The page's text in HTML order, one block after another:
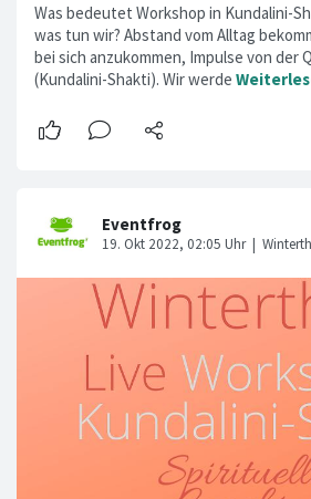
Was bedeutet Workshop in Kundalini-
was tun wir? Abstand vom Alltag
bei sich anzukommen, Impulse von der
(Kundalini-Shakti). Wir werde